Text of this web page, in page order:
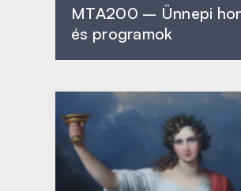
MTA200 – Ünnepi
és programok